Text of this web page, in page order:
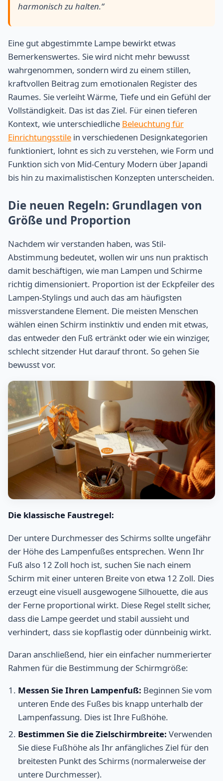
harmonisch zu halten.“
Eine gut abgestimmte Lampe bewirkt etwas
Bemerkenswertes. Sie wird nicht mehr bewusst
wahrgenommen, sondern wird zu einem stillen,
kraftvollen Beitrag zum emotionalen Register des
Raumes. Sie verleiht Wärme, Tiefe und ein Gefühl der
Vollständigkeit. Das ist das Ziel. Für einen tieferen
Kontext, wie unterschiedliche Beleuchtung für
Einrichtungsstile in verschiedenen Designkategorien
funktioniert, lohnt es sich zu verstehen, wie Form und
Funktion sich von Mid-Century Modern über Japandi
bis hin zu maximalistischen Konzepten unterscheiden.
Die neuen Regeln: Grundlagen von
Größe und Proportion
Nachdem wir verstanden haben, was Stil-
Abstimmung bedeutet, wollen wir uns nun praktisch
damit beschäftigen, wie man Lampen und Schirme
richtig dimensioniert. Proportion ist der Eckpfeiler des
Lampen-Stylings und auch das am häufigsten
missverstandene Element. Die meisten Menschen
wählen einen Schirm instinktiv und enden mit etwas,
das entweder den Fuß ertränkt oder wie ein winziger,
schlecht sitzender Hut darauf thront. So gehen Sie
bewusst vor.
Die klassische Faustregel:
Der untere Durchmesser des Schirms sollte ungefähr
der Höhe des Lampenfußes entsprechen. Wenn Ihr
Fuß also 12 Zoll hoch ist, suchen Sie nach einem
Schirm mit einer unteren Breite von etwa 12 Zoll. Dies
erzeugt eine visuell ausgewogene Silhouette, die aus
der Ferne proportional wirkt. Diese Regel stellt sicher,
dass die Lampe geerdet und stabil aussieht und
verhindert, dass sie kopflastig oder dünnbeinig wirkt.
Daran anschließend, hier ein einfacher nummerierter
Rahmen für die Bestimmung der Schirmgröße:
Messen Sie Ihren Lampenfuß: Beginnen Sie vom
unteren Ende des Fußes bis knapp unterhalb der
Lampenfassung. Dies ist Ihre Fußhöhe.
Bestimmen Sie die Zielschirmbreite: Verwenden
Sie diese Fußhöhe als Ihr anfängliches Ziel für den
breitesten Punkt des Schirms (normalerweise der
untere Durchmesser).